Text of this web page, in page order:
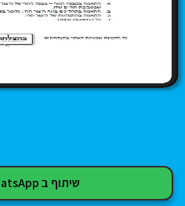
שיתוף ב WhatsApp